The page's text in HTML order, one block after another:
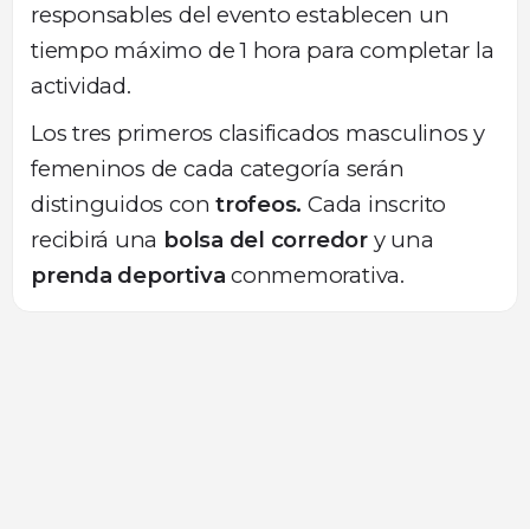
responsables del evento establecen un
tiempo máximo de 1 hora para completar la
actividad.
Los tres primeros clasificados masculinos y
femeninos de cada categoría serán
distinguidos controfeos. Cada inscrito
recibirá una bolsa del corredory una
prenda deportiva conmemorativa.